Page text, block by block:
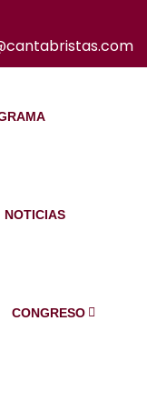
NOTICIAS
CONGRESO